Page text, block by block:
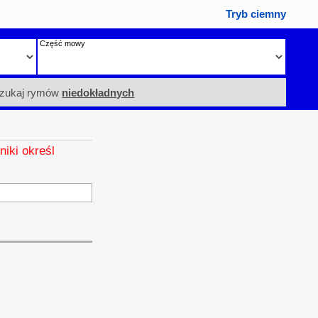
Tryb ciemny
Część mowy
rymów niedokładnych
określ